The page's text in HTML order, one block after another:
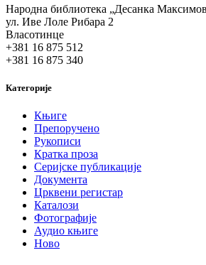
Народна библиотека „Десанка
ул. Иве Лоле Рибара 2
Власотинце
+381 16 875 512
+381 16 875 340
Категорије
Књиге
Препоручено
Рукописи
Кратка проза
Серијске публикације
Документа
Црквени регистар
Каталози
Фотографије
Аудио књиге
Ново